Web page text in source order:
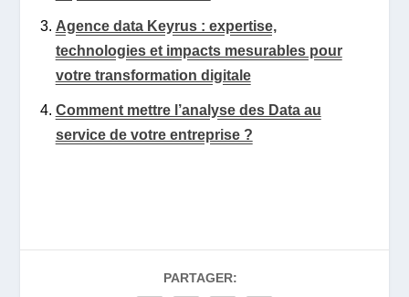
Agence data Keyrus : expertise,
technologies et impacts mesurables pour
votre transformation digitale
Comment mettre l’analyse des Data au
service de votre entreprise ?
PARTAGER: